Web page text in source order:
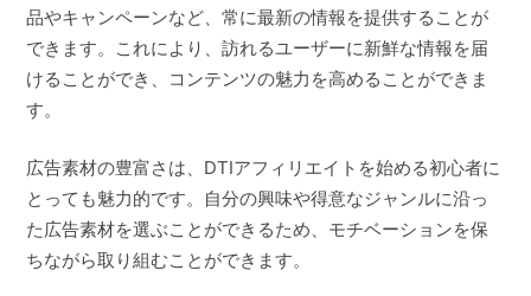
品やキャンペーンなど、常に最新の情報を提供することが
できます。これにより、訪れるユーザーに新鮮な情報を届
けることができ、コンテンツの魅力を高めることができま
す。
広告素材の豊富さは、DTIアフィリエイトを始める初心者に
とっても魅力的です。自分の興味や得意なジャンルに沿っ
た広告素材を選ぶことができるため、モチベーションを保
ちながら取り組むことができます。